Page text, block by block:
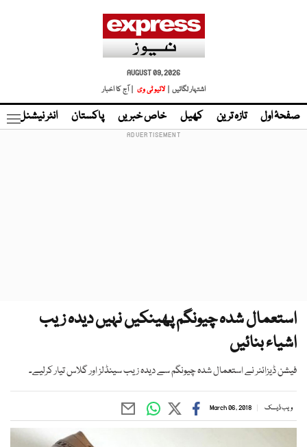
AUGUST 09, 2026
اشتہار لگائیں |
لائیو ٹی وی | آج کا اخبار
صفحۂ اول تازہ ترین کھیل خاص خبریں پاکستان انٹر نیشنل
استعمال شدہ چیونگم پھینکیں نہیں دیدہ زیب
اشیاء بنائیں
فیشن ڈیزائنر نے استعمال شدہ چیونگم سے دیدہ زیب سینڈلز اور گلاس تیار کرلیے۔
ویب ڈیسک March 06, 2018